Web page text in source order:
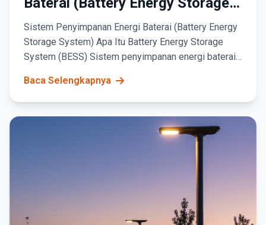
System)
Sistem Penyimpanan Energi Baterai (Battery Energy
Storage System) Apa Itu Battery Energy Storage
System (BESS) Sistem penyimpanan energi baterai
Baca Selengkapnya